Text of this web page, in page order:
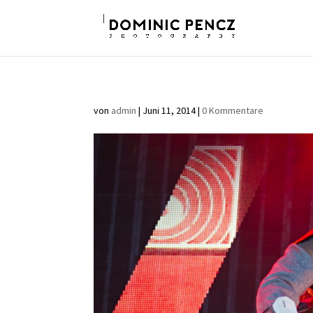
von admin | Juni 11, 2014|0 Kommentare